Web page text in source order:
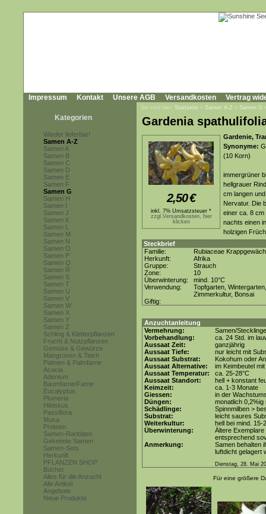
Impressum Kontakt Unsere AGB Versandkosten Vertrag
Kategorien
Wieder lieferbar!
Samen A-Z
Samen A
Samen B
Samen C
Samen D
Samen E
Samen F
Samen G
Samen H
Samen I
Samen J
Samen K
Samen L
Samen M
Samen N
Samen O
Samen P
Samen Q
Samen R
Samen S
Samen T
Samen U
Samen V
Samen W
Samen X
Samen Y
Samen Z
Schling & Kletterpflanzen
Frucht & Nutzpflanzen
Gemüse & Gewürze
Mangroven & Teich
Palmen & Palmfarne
Acacia
Adenium
Baumfarne/Farne
Eucalyptus
Plumeria
Hibiskus
Passiflora
Musa
Proteen
Samen-Raritäten
Gekeimte Samen
Samen-Sets
Herkunft
PFLANZEN SHOP
Bücher
Alles für die Anzucht
Alle Artikel
Angebote
Neue Produkte
Sie sind hier: Startseite » Samen A-Z » Samen G
Gardenia
2,50€
inkl. 7% Umsatzsteuer *
zzgl.Versandkosten, hier
klicken
Gardenie,
Synonyme:
(10 Korn)
immergrüner
hellgrauer
cm langen
Nervatur. Die
einer ca. 8 cm
nachts einen
holzigen
Steckbrief
Familie:
Rubiaceae
Herkunft:
Afrika
Gruppe:
Strauch
Zone:
10
Überwinterung:
mind. 10°C
Verwendung:
Topfgarten, Wintergarten,
Zimmerkultur, Bonsai
Giftig:
Anzuchtanleitung
Vermehrung:
Samen/Stecklinge
Vorbehandlung:
ca. 24 Std. im
Aussaat Zeit:
ganzjährig
Aussaat Tiefe:
nur leicht mit
Aussaat Substrat:
Kokohum oder
Aussaat Alternative:
im Keimbeutel
Aussaat Temperatur:
ca. 25-28°C
Aussaat Standort:
hell + konstant
Keimzeit:
ca. 1-3 Monate
Giessen:
in der
Düngen:
monatlich
Schädlinge:
Spinnmilben >
Substrat:
leicht saures
Weiterkultur:
hell bei mind. 15-
Überwinterung:
Ältere
entsprechend
Anmerkung:
Samen behalten
luftdicht gelagert
Dienstag, 28. Mai
Für eine größere